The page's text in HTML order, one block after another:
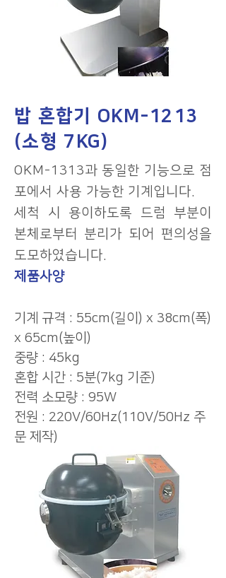
밥 혼합기 OKM-1213
(소형 7KG)
OKM-1313과 동일한 기능으로 점
포에서 사용 가능한 기계입니다.
세척 시 용이하도록 드럼 부분이
본체로부터 분리가 되어 편의성을
도모하였습니다.
제품사양
기계 규격 : 55cm(길이) x 38cm(폭)
x 65cm(높이)
중량 : 45kg
혼합 시간 : 5분(7kg 기준)
전력 소모량 : 95W
전원 : 220V/60Hz(110V/50Hz 주
문 제작)